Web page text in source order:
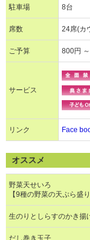
駐車場 8台
席数 24席(カ
ご予算 800円 ～
サービス
リンク Face
オススメ
野菜天せいろ
【9種の野菜の天ぷら盛
生のりとしらすのかき揚
だし巻き玉子